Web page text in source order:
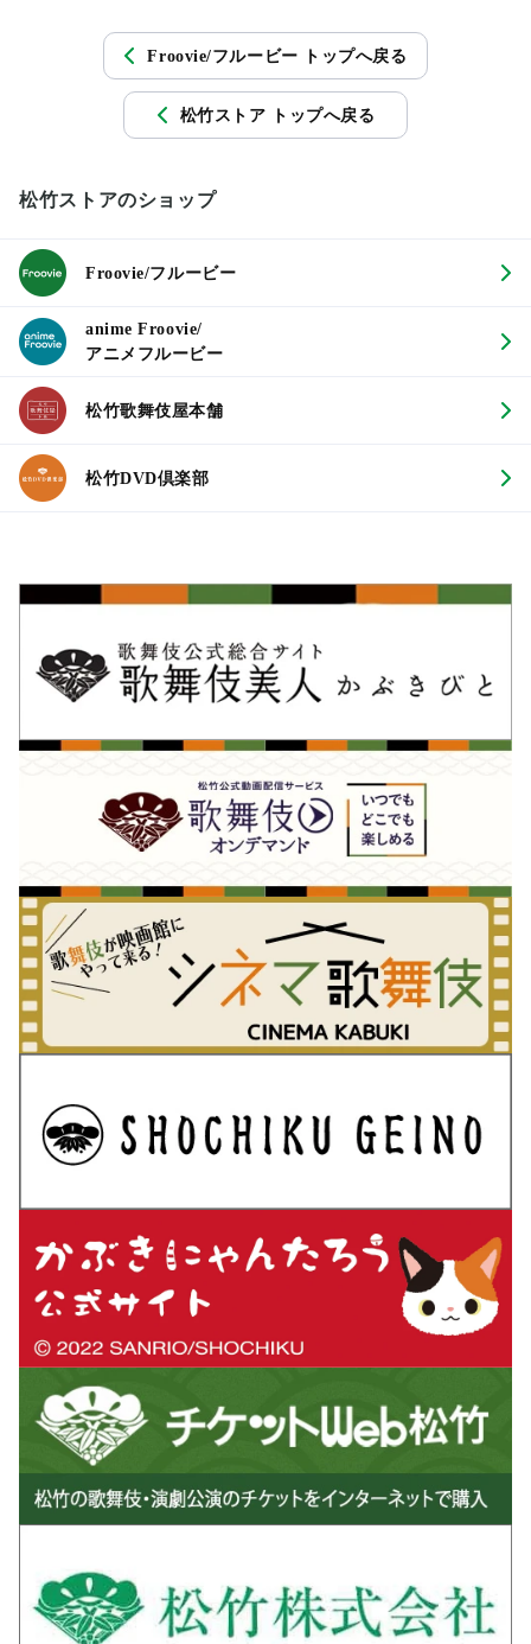
Froovie/フルービー トップへ戻る
松竹ストア トップへ戻る
松竹ストアのショップ
Froovie/フルービー
anime Froovie/
アニメフルービー
松竹歌舞伎屋本舗
松竹DVD倶楽部